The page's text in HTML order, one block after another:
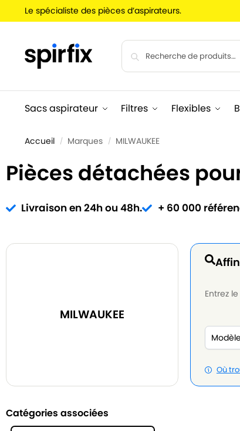
Le spécialiste des pièces d’aspirateurs.
Sacs aspirateur Filtres Flexibles
Accueil / Marques / MILWAUKEE
Pièces détachées
Livraison en 24h ou 48h. + 60 000
MILWAUKEE
Entrez
Où
Catégories associées